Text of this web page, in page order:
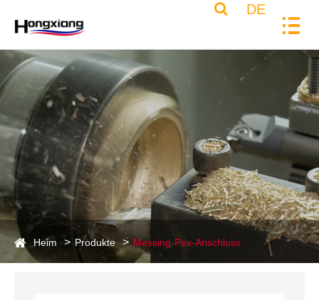
DE
Heim Produkte Messing-Pex-Anschluss